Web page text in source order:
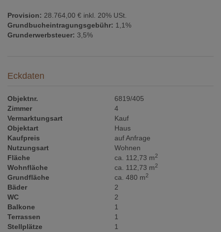
Provision: 28.764,00 € inkl. 20% USt.
Grundbucheintragungsgebühr: 1,1%
Grunderwerbsteuer: 3,5%
Eckdaten
Objektnr.
6819/405
Zimmer
4
Vermarktungsart
Kauf
Objektart
Haus
Kaufpreis
auf Anfrage
Nutzungsart
Wohnen
Fläche
ca. 112,73 m2
Wohnfläche ca. 112,73 m2
Grundfläche ca. 480 m2
Bäder
2
WC
2
Balkone
1
Terrassen
1
Stellplätze
1